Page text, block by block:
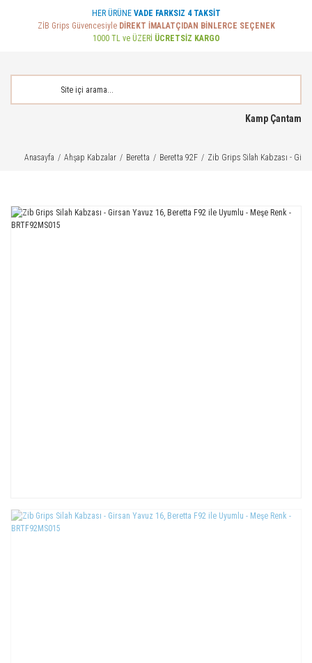
HER ÜRÜNE VADE FARKSIZ 4 TAKSİT
ZİB Grips Güvencesiyle DİREKT İMALATÇIDAN BİNLERCE SEÇENEK
1000 TL ve ÜZERİ ÜCRETSİZ KARGO
Kamp Çantam
Anasayfa Ahşap Kabzalar Beretta Beretta 92F Zib Grips Silah Kabzası -